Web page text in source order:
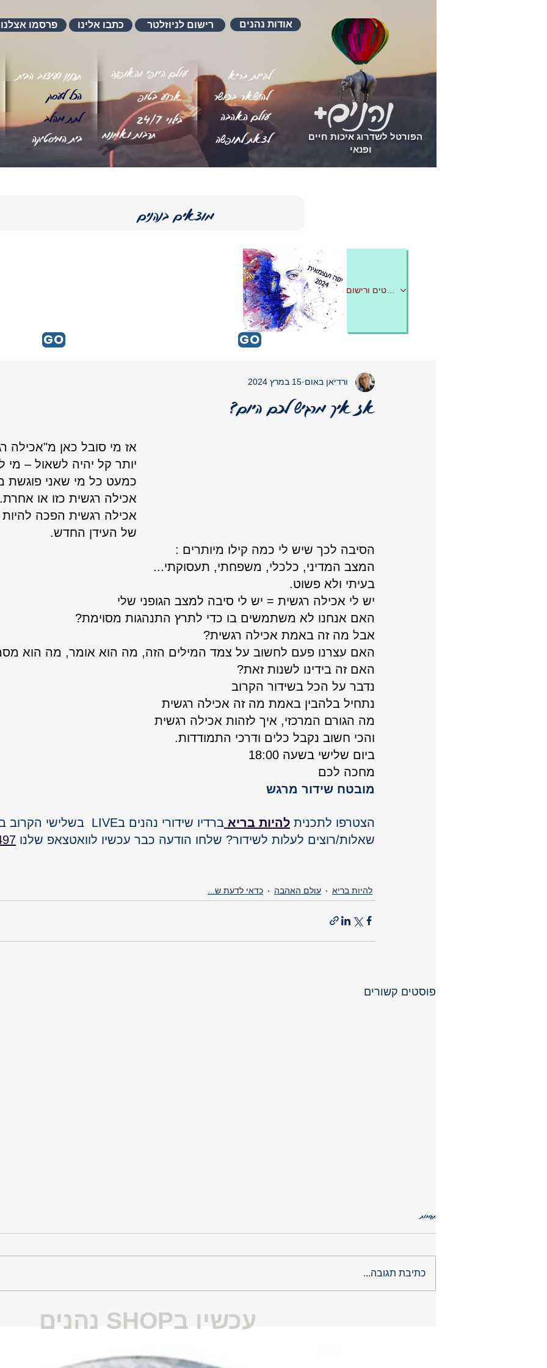
GO
בית המיסטיקה
תכנון ועיצוב הבית
לתת מהלב
עולם היופי והאופנה
בילוי 24/7
ארוע בטופ
תרבות ואמנות
עולם האהבה
לצאת לחופשה
להיות בריא
להישאר בכושר
הכל לעסק
פרסמו אצלנו כתבו אלינו רישום לניוזלטר אודות נהנים
GO
GO
לפרטים ורישום
GO
אז איך מרגיש לכם היום?
ורדיאן באום 15 במרץ 2024
אז מי סובל כאן מ"אכילה
יותר קל יהיה לשאול – מי
כמעט כל מי שאני פוגשת
אכילה רגשית כזו או
אכילה רגשית הפכה
של העידן החדש.
הסיבה לכך שיש לי כמה קילו מיותרים :
המצב המדיני, כלכלי, משפחתי, תעסוקתי...
בעיתי ולא פשוט.
יש לי אכילה רגשית = יש לי סיבה למצב הגופני שלי
האם אנחנו לא משתמשים בו כדי לתרץ התנהגות מסוימת?
אבל מה זה באמת אכילה רגשית?
האם עצרנו פעם לחשוב על צמד המילים הזה, מה הוא אומר, מה הוא
האם זה בידינו לשנות זאת?
נדבר על הכל בשידור הקרוב
נתחיל בלהבין באמת מה זה אכילה רגשית
מה הגורם המרכזי, איך לזהות אכילה רגשית
והכי חשוב נקבל כלים ודרכי התמודדות.
ביום שלישי בשעה 18:00
מחכה לכם
מובטח שידור מרגש
הצטרפו לתכנית להיות בריא ברדיו שידורי נהנים בLIVE  בשלישי הקרוב ב18:00
שאלות/רוצים לעלות לשידור? שלחו הודעה כבר עכשיו לוואטצאפ שלנו
להיות בריא עולם האהבה כדאי לדעת ש...
פוסטים קשורים
סטטוס:
תגובות
כתיבת תגובה...
עכשיו בSHOP נהנים